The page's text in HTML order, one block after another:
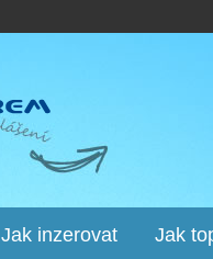
Jak inzerovat Jak